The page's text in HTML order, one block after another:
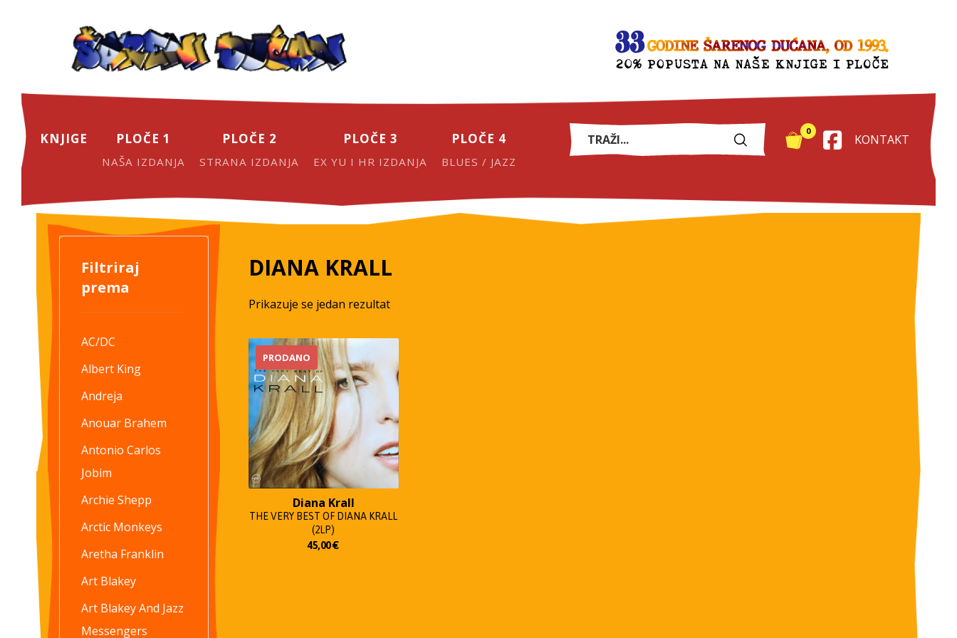
KNJIGE PLOČE 1
NAŠA IZDANJA
PLOČE 2
STRANA IZDANJA
PLOČE 3
EX YU I HR IZDANJA
PLOČE 4
BLUES / JAZZ
KONTAKT
0
DIANA KRALL
Prikazuje se jedan rezultat
PRODANO
Diana Krall
THE VERY BEST OF DIANA KRALL
(2LP)
45,00€
Filtriraj
prema
AC/DC
Albert King
Andreja
Anouar Brahem
Antonio Carlos
Jobim
Archie Shepp
Arctic Monkeys
Aretha Franklin
Art Blakey
Art Blakey And Jazz
Messengers